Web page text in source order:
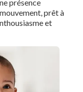
présence
prêt à
et